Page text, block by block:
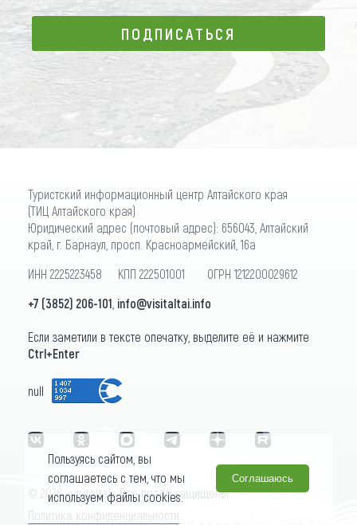
ПОДПИСАТЬСЯ
ПОДПИСАТЬСЯ
Туристский информационный центр Алтайского края
(ТИЦ Алтайского края)
Юридический адрес (почтовый адрес): 656043, Алтайский
край, г. Барнаул, просп. Красноармейский, 16а
ИНН 2225223458 КПП 222501001 ОГРН 1212200029612
+7 (3852) 206-101 info@visitaltai.info
Если заметили в тексте опечатку, выделите её и нажмите
Ctrl+Enter
null
© 2026 «visitaltai» Все права защищены.
Политика конфиденциальности
Пользуясь сайтом, вы
соглашаетесь с тем, что мы
используем файлы cookies.
Соглашаюсь